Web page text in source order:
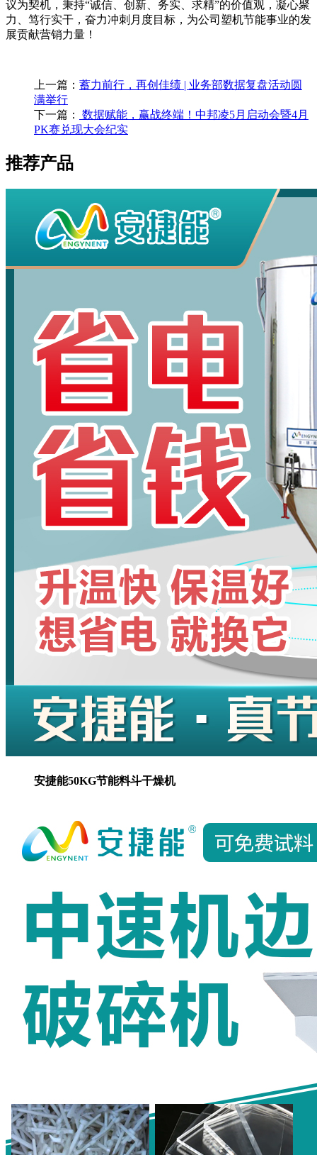
议为契机，秉持“诚信、创新、务实、求精”的价值观，凝心聚
力、笃行实干，奋力冲刺月度目标，为公司塑机节能事业的发
展贡献营销力量！
上一篇： 蓄力前行，再创佳绩 | 业务部数据复盘活动圆
满举行
下一篇：
数据赋能，赢战终端！中邦凌5月启动会暨4月
PK赛兑现大会纪实
推荐产品
安捷能50KG节能料斗干燥机